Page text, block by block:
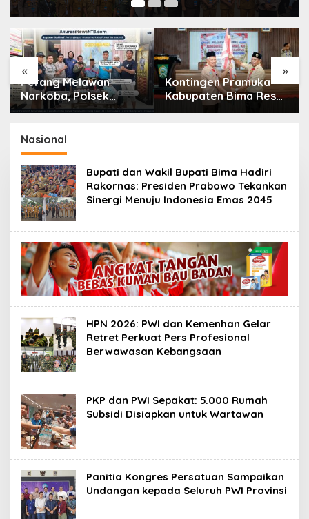
« »
Kontingen Pramuka
Kabupaten Bima Resmi
Dilepas Menuju
Komitmen Tanpa
Kompromi, Polsek
Tambora Bongkar
Nasional
Bupati dan Wakil Bupati Bima Hadiri
Rakornas: Presiden Prabowo Tekankan
Sinergi Menuju Indonesia Emas 2045
HPN 2026: PWI dan Kemenhan Gelar
Retret Perkuat Pers Profesional
Berwawasan Kebangsaan
PKP dan PWI Sepakat: 5.000 Rumah
Subsidi Disiapkan untuk Wartawan
Panitia Kongres Persatuan Sampaikan
Undangan kepada Seluruh PWI Provinsi